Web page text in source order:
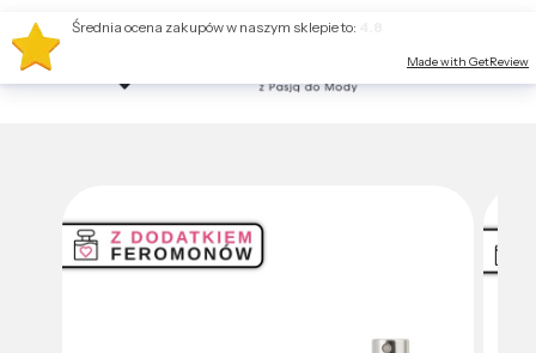
Średnia ocena zakupów w naszym sklepie to:
Made with GetReview